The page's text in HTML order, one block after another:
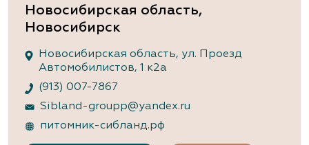
Новосибирская область,
Новосибирск
Новосибирская область, ул. Проезд
Автомобилистов, 1 к2а
(913) 007-7867
Sibland-groupp@yandex.ru
питомник-сибланд.рф